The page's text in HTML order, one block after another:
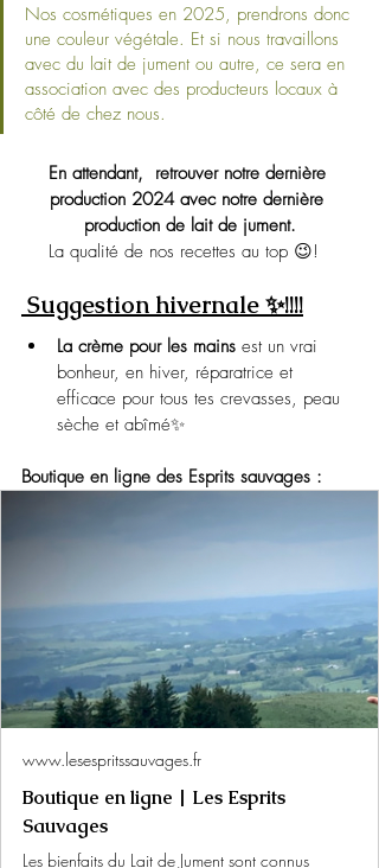
Nos cosmétiques en 2025, prendrons donc
une couleur végétale. Et si nous travaillons
avec du lait de jument ou autre, ce sera en
association avec des producteurs locaux à
côté de chez nous.
En attendant,  retrouver notre dernière
production 2024 avec notre dernière
production de lait de jument.
La qualité de nos recettes au top 😉!
Suggestion hivernale ✨!!!!
La crème pour les mains est un vrai
bonheur, en hiver, réparatrice et
efficace pour tous tes crevasses, peau
sèche et abîmé✨
Boutique en ligne des Esprits sauvages :
www.lesespritssauvages.fr
Boutique en ligne | Les Esprits
Sauvages
Les bienfaits du Lait de Jument sont connus